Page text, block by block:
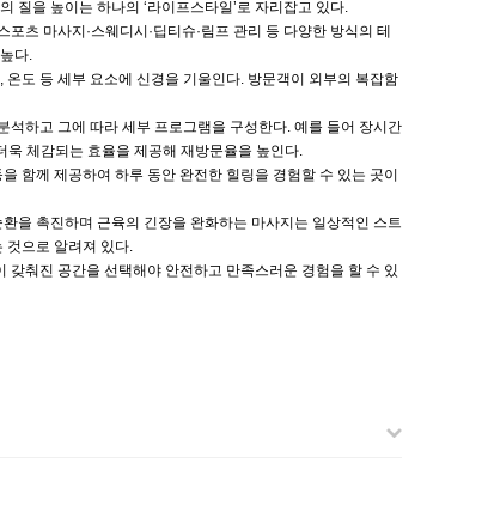
질을 높이는 하나의 ‘라이프스타일’로 자리잡고 있다.
츠 마사지·스웨디시·딥티슈·림프 관리 등 다양한 방식의 테
다.
도 등 세부 요소에 신경을 기울인다. 방문객이 외부의 복잡함
하고 그에 따라 세부 프로그램을 구성한다. 예를 들어 장시간
체감되는 효율을 제공해 재방문율을 높인다.
함께 제공하여 하루 동안 완전한 힐링을 경험할 수 있는 곳이
을 촉진하며 근육의 긴장을 완화하는 마사지는 일상적인 스트
것으로 알려져 있다.
춰진 공간을 선택해야 안전하고 만족스러운 경험을 할 수 있